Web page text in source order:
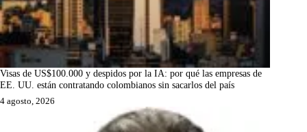
Visas de US$100.000 y despidos por la IA: por qué las empresas de
EE. UU. están contratando colombianos sin sacarlos del país
4 agosto, 2026